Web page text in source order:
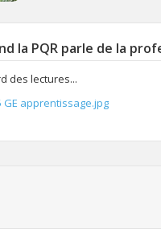
la PQR parle de la
des lectures...
GE apprentissage.jpg